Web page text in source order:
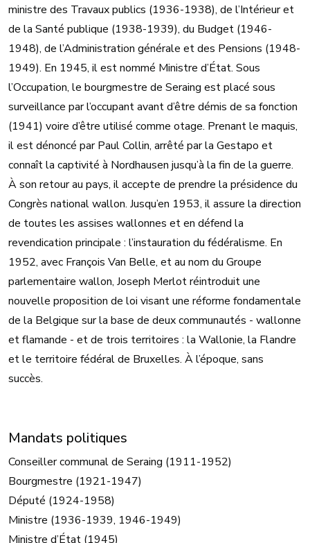
ministre des Travaux publics (1936-1938), de l’Intérieur et
de la Santé publique (1938-1939), du Budget (1946-
1948), de l’Administration générale et des Pensions (1948-
1949). En 1945, il est nommé Ministre d’État. Sous
l’Occupation, le bourgmestre de Seraing est placé sous
surveillance par l’occupant avant d’être démis de sa fonction
(1941) voire d’être utilisé comme otage. Prenant le maquis,
il est dénoncé par Paul Collin, arrêté par la Gestapo et
connaît la captivité à Nordhausen jusqu’à la fin de la guerre.
À son retour au pays, il accepte de prendre la présidence du
Congrès national wallon. Jusqu’en 1953, il assure la direction
de toutes les assises wallonnes et en défend la
revendication principale : l’instauration du fédéralisme. En
1952, avec François Van Belle, et au nom du Groupe
parlementaire wallon, Joseph Merlot réintroduit une
nouvelle proposition de loi visant une réforme fondamentale
de la Belgique sur la base de deux communautés - wallonne
et flamande - et de trois territoires : la Wallonie, la Flandre
et le territoire fédéral de Bruxelles. À l’époque, sans
succès.
Mandats politiques
Conseiller communal de Seraing (1911-1952)
Bourgmestre (1921-1947)
Député (1924-1958)
Ministre (1936-1939, 1946-1949)
Ministre d’État (1945)